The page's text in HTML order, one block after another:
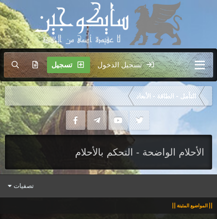
تسجيل الدخول تسجيل
التأمل - الطاقة - الأبعاد
الأحلام الواضحة - التحكم بالأحلام
تصفيات